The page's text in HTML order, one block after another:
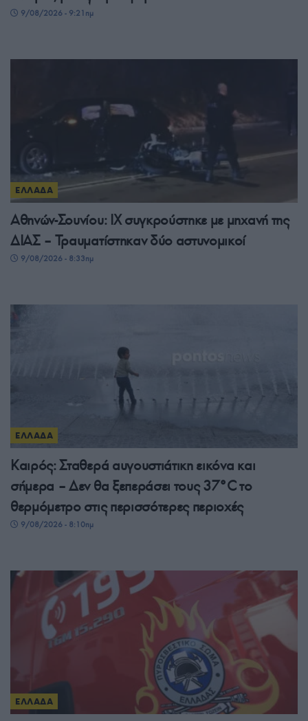
9/08/2026 - 9:21πμ
ΕΛΛΑΔΑ
Αθηνών-Σουνίου: ΙΧ συγκρούστηκε με μηχανή της
ΔΙΑΣ – Τραυματίστηκαν δύο αστυνομικοί
9/08/2026 - 8:33πμ
ΕΛΛΑΔΑ
Καιρός: Σταθερά αυγουστιάτικη εικόνα και
σήμερα – Δεν θα ξεπεράσει τους 37°C το
θερμόμετρο στις περισσότερες περιοχές
9/08/2026 - 8:10πμ
ΕΛΛΑΔΑ